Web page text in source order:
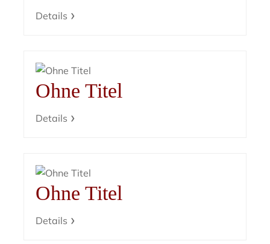
Details
Ohne Titel
Details
Ohne Titel
Details